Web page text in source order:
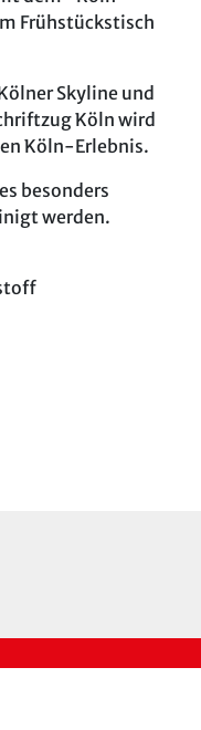
Frühstückstisch
Skyline und
Köln wird
Köln-Erlebnis.
besonders
werden.